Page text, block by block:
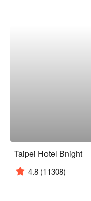
Taipei Hotel Bnight
4.8 (11308)